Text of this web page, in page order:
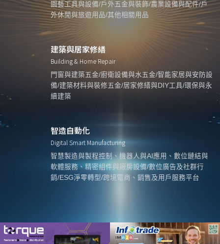
園藝工具與設備/戶外五金與裝飾/農業設備與配件/戶
外休閒與旅遊用品/其他相關用品
建築與居家修繕
Building & Home Repair
門窗與建築五金/廚衛設備與水五金/智能家居與安防設
備/建築材料與裝修五金/居家修繕與DIY工具/環保與永
續建築
智造自動化
Digital Smart Manufacturing
智慧製造與製程控制、機器人與AI應用、數位鏈結與
軟體服務、精密組件與廠房設備/數位廣告及社群行
銷/ESG淨零轉型/跨境電商、銷售及用戶服務平台